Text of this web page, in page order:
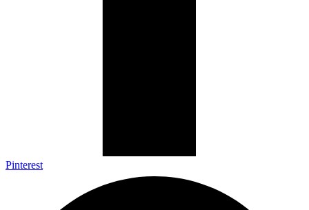
Pinterest